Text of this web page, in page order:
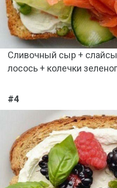
Сливочный сыр +
лосось + колечки
#4